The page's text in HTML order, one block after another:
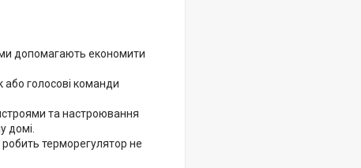
допомагають економити
або голосові команди
та настроювання
домі.
терморегулятор не